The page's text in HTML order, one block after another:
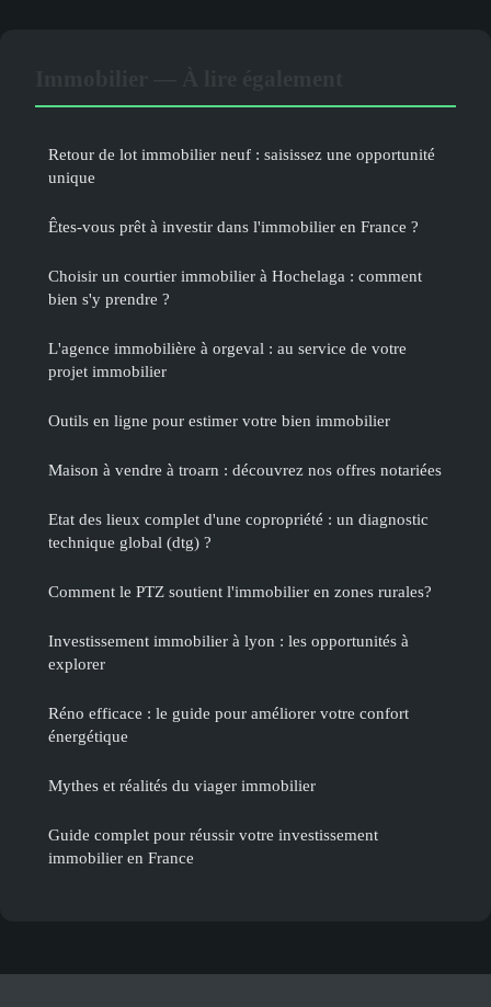
Retour de lot immobilier neuf : saisissez une opportunité
unique
Êtes-vous prêt à investir dans l'immobilier en France ?
Choisir un courtier immobilier à Hochelaga : comment
bien s'y prendre ?
L'agence immobilière à orgeval : au service de votre
projet immobilier
Outils en ligne pour estimer votre bien immobilier
Maison à vendre à troarn : découvrez nos offres notariées
Etat des lieux complet d'une copropriété : un diagnostic
technique global (dtg) ?
Comment le PTZ soutient l'immobilier en zones rurales?
Investissement immobilier à lyon : les opportunités à
explorer
Réno efficace : le guide pour améliorer votre confort
énergétique
Mythes et réalités du viager immobilier
Guide complet pour réussir votre investissement
immobilier en France